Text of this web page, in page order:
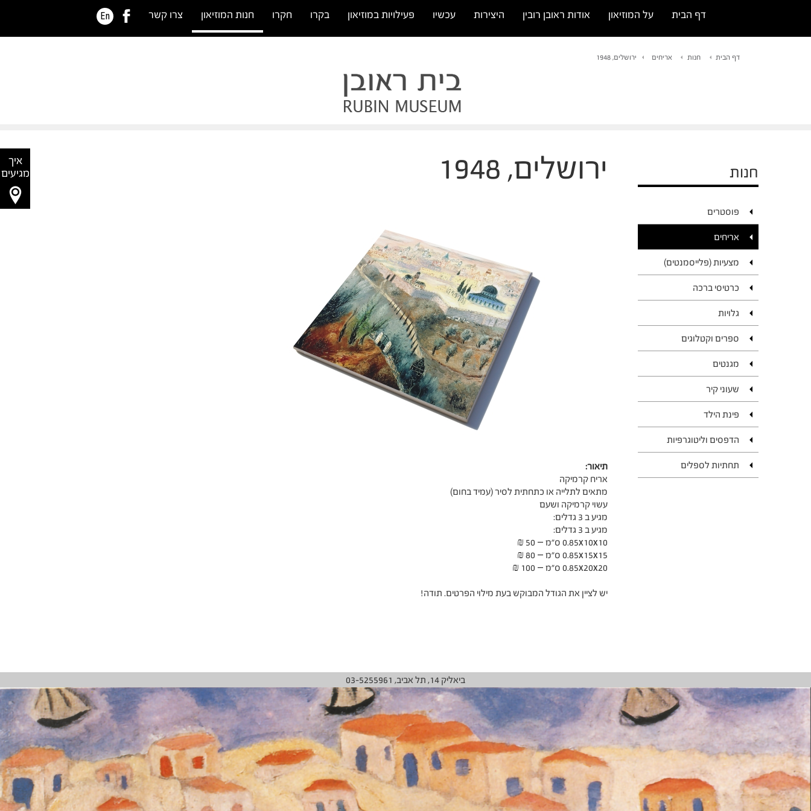
דף הבית על המוזיאון אודות ראובן רובין היצירות עכשיו פעילויות במוזיאון בקרו חקרו חנות המוזיאון צרו קשר En
דף הבית חנות אריחים ירושלים, 1948
איך
מגיעים
חנות
פוסטרים
אריחים
מצעיות (פלייסמנטים)
כרטיסי ברכה
גלויות
ספרים וקטלוגים
מגנטים
שעוני קיר
פינת הילד
הדפסים וליטוגרפיות
תחתיות לספלים
ירושלים, 1948
תיאור:
אריח קרמיקה
מתאים לתלייה או כתחתית לסיר (עמיד בחום)
עשוי קרמיקה ושעם
מגיע ב 3 גדלים:
מגיע ב 3 גדלים:
0.85x10x10 ס"מ – 50 ₪
0.85x15x15 ס"מ – 80 ₪
0.85x20x20 ס"מ – 100 ₪
יש לציין את הגודל המבוקש בעת מילוי הפרטים. תודה!
ביאליק 14, תל אביב, 03-5255961